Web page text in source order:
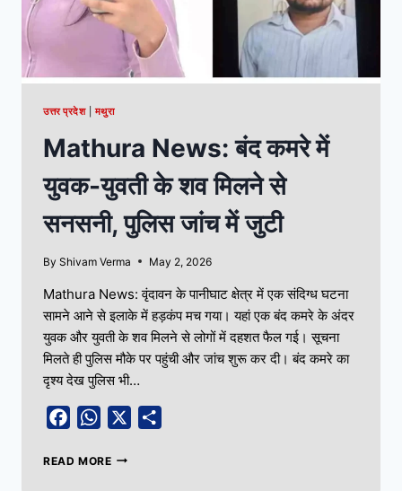
उत्तर प्रदेश|मथुरा
Mathura News: बंद कमरे में
युवक-युवती के शव मिलने से
सनसनी, पुलिस जांच में जुटी
By Shivam Verma May 2, 2026
Mathura News: वृंदावन के पानीघाट क्षेत्र में एक संदिग्ध घटना
सामने आने से इलाके में हड़कंप मच गया। यहां एक बंद कमरे के अंदर
युवक और युवती के शव मिलने से लोगों में दहशत फैल गई। सूचना
मिलते ही पुलिस मौके पर पहुंची और जांच शुरू कर दी। बंद कमरे का
दृश्य देख पुलिस भी…
FacebookWhatsApp
READ MORE